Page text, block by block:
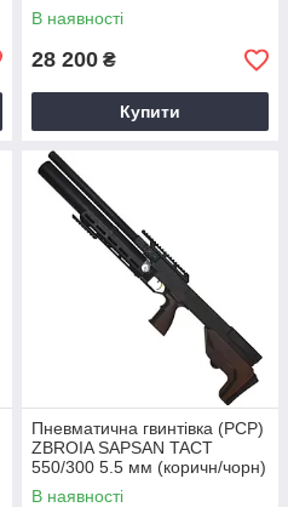
В наявності
28 200 ₴
Купити
Пневматична гвинтівка (РСР)
ZBROIA SAPSAN TACT
550/300 5.5 мм (коричн/чорн)
+ дозвіл
В наявності